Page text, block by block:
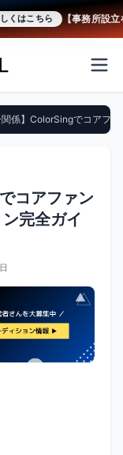
こちら 【事務所設立をご
関係】ColorSingでコアフ
コアファン
完全ガイ